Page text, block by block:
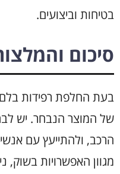
בטיחות וביצועים.
סיכום
בעת החלפת רפידות
של המוצר הנבחר. יש
הרכב, ולהתייעץ עם
מגוון האפשרויות בשוק,